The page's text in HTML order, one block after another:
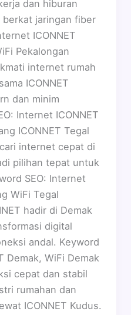
dan hiburan
jaringan fiber
ICONNET
Pekalongan
internet rumah
ICONNET
dan minim
Internet ICONNET
ICONNET Tegal
internet cepat di
pilihan tepat untuk
SEO: Internet
WiFi Tegal
hadir di Demak
digital
andal. Keyword
Demak, WiFi Demak
cepat dan stabil
rumahan dan
ICONNET Kudus.